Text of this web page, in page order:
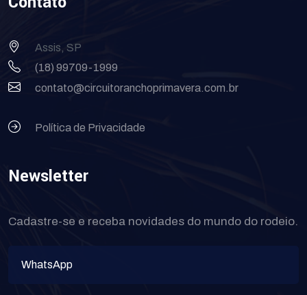
Assis, SP
(18) 99709-1999
contato@circuitoranchoprimavera.com.br
Política de Privacidade
Newsletter
Cadastre-se e receba novidades do mundo do rodeio.